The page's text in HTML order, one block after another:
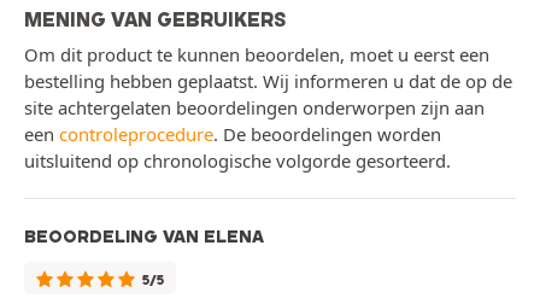
MENING VAN GEBRUIKERS
Om dit product te kunnen beoordelen, moet u eerst een
bestelling hebben geplaatst. Wij informeren u dat de op de
site achtergelaten beoordelingen onderworpen zijn aan
een controleprocedure. De beoordelingen worden
uitsluitend op chronologische volgorde gesorteerd.
BEOORDELING VAN ELENA
5/5